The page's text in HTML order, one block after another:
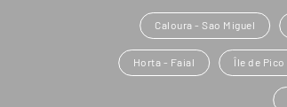
Caloura - Sao Miguel
Horta - Faial Île de Pico